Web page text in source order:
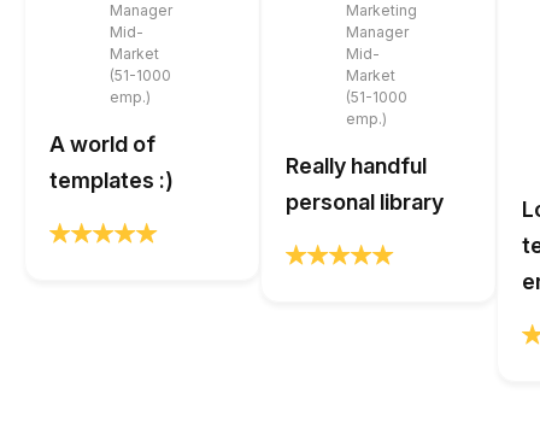
Manager
Mid-
Market
(51-1000
emp.)
A world of
templates :)
Marketing
Manager
Mid-
Market
(51-1000
emp.)
Really handful
personal library